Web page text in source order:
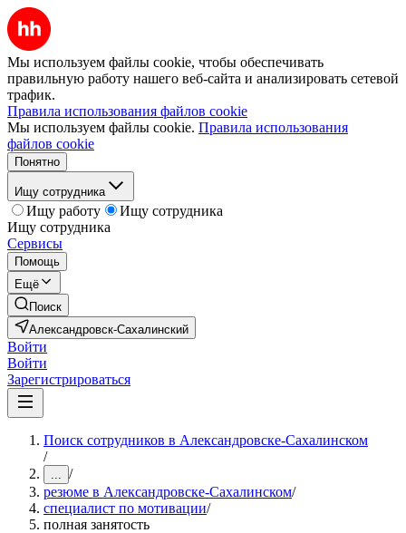
Мы используем файлы cookie, чтобы обеспечивать
правильную работу нашего веб-сайта и анализировать сетевой
трафик.
Правила использования файлов cookie
Мы используем файлы cookie. Правила использования
файлов cookie
Понятно
Ищу сотрудника
Ищу работу
Ищу сотрудника
Ищу сотрудника
Сервисы
Помощь
Ещё
Поиск
Александровск-Сахалинский
Войти
Войти
Зарегистрироваться
Поиск сотрудников в Александровске-Сахалинском
/
... /
резюме в Александровске-Сахалинском/
специалист по мотивации/
полная занятость